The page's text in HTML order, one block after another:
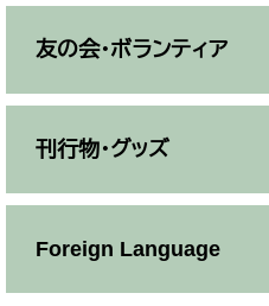
友の会・ボランティア
刊行物・グッズ
Foreign Language